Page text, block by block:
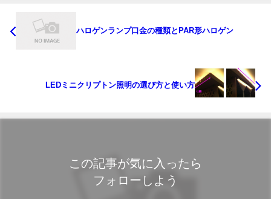
ハロゲンランプ口金の種類とPAR形ハロゲン
LEDミニクリプトン照明の選び方と使い方
この記事が気に入ったら
フォローしよう